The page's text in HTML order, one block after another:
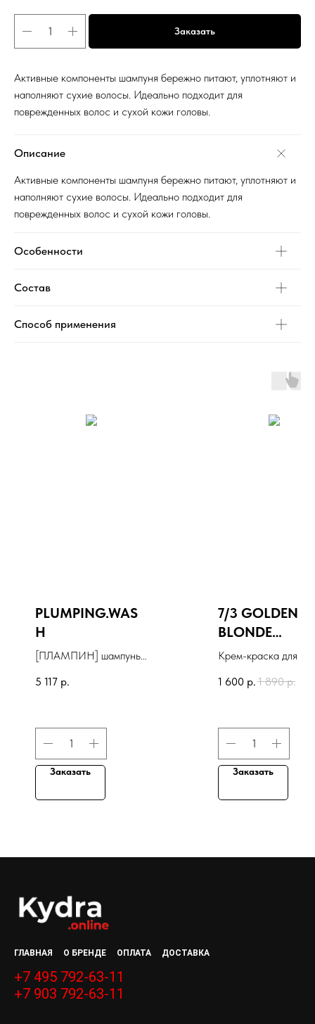
Заказать
Активные компоненты шампуня бережно питают, уплотняют и
наполняют сухие волосы. Идеально подходит для
поврежденных волос и сухой кожи головы.
Описание
Активные компоненты шампуня бережно питают, уплотняют и
наполняют сухие волосы. Идеально подходит для
поврежденных волос и сухой кожи головы.
Особенности
Состав
Способ применения
PLUMPING.WAS
H
[ПЛАМПИН] шампунь
уплотнения волос
5 117 р.
Заказать
7/3 GOLDEN
BLONDE
KYDRACREME
treatment
Крем-краска для
1 600 р. 1 890 р.
Заказать
ГЛАВНАЯ О БРЕНДЕ ОПЛАТА ДОСТАВКА
+7 495 792-63-11
+7 903 792-63-11